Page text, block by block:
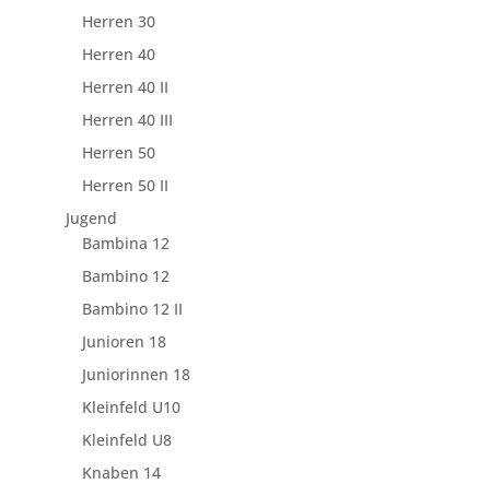
Herren 30
Herren 40
Herren 40 II
Herren 40 III
Herren 50
Herren 50 II
Jugend
Bambina 12
Bambino 12
Bambino 12 II
Junioren 18
Juniorinnen 18
Kleinfeld U10
Kleinfeld U8
Knaben 14